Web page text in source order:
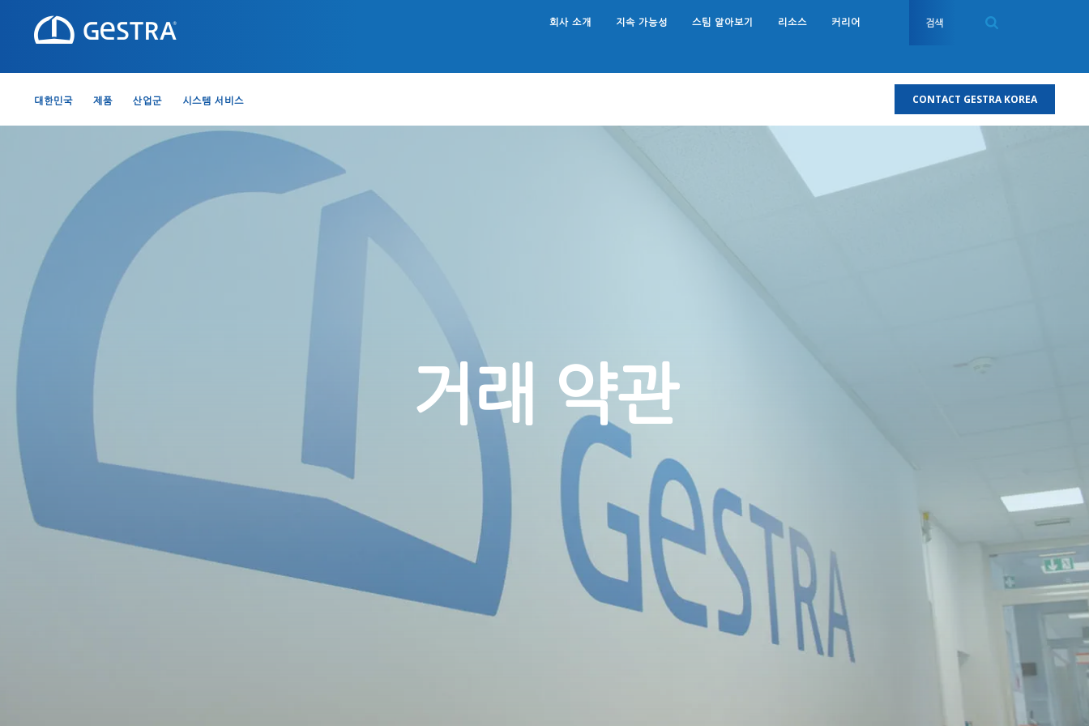
회사 소개 지속 가능성 스팀 알아보기 리소스 커리어
Search
대한민국 제품 산업군 시스템 서비스 CONTACT GESTRA KOREA
거래 약관